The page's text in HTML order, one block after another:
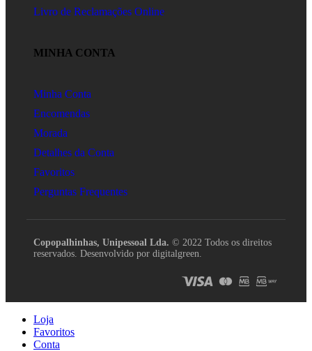
Livro de Reclamações Online
MINHA CONTA
Minha Conta
Encomendas
Morada
Detalhes da Conta
Favoritos
Perguntas Frequentes
Copopalhinhas, Unipessoal Lda. © 2022 Todos os direitos
reservados. Desenvolvido por digitalgreen.
Loja
Favoritos
Conta